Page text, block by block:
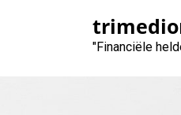
"Financiële